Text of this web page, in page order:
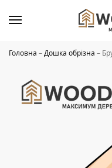
Головна –Дошка обрізна –